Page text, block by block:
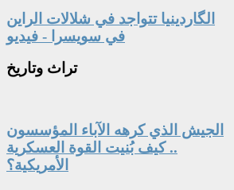
الگاردينيا تتواجد في شلالات الراين
في سويسرا - فيديو
تراث وتاريخ
الجيش الذي كرهه الآباء المؤسسون
.. كيف بُنيت القوة العسكرية
الأمريكية؟